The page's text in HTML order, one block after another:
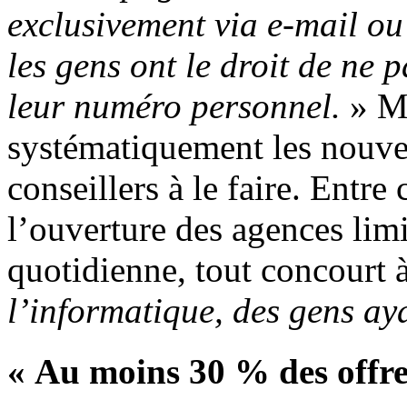
exclusivement via e-mail
les gens ont le droit de ne
leur numéro personnel. »
systématiquement les
conseillers à le faire. Entre
l’ouverture des agences
quotidienne, tout concourt
l’informatique, des gens
« Au moins 30 % des